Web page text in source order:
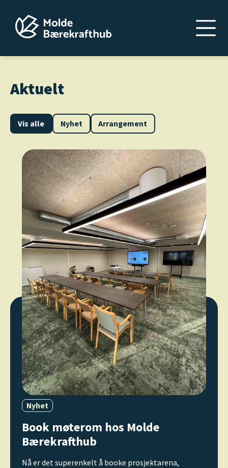
Aktuelt
Vis alle Nyhet Arrangement
Nyhet
Book møterom hos Molde
Bærekrafthub
Nå er det superenkelt å booke prosjektarena,